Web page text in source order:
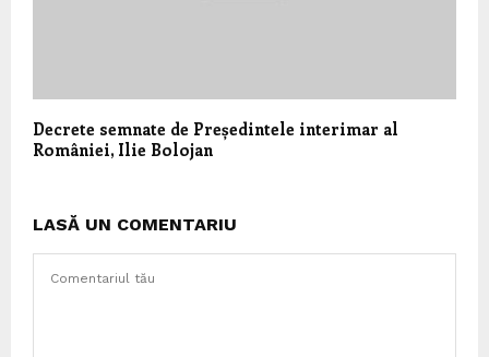
Decrete semnate de Președintele interimar al
României, Ilie Bolojan
LASĂ UN COMENTARIU